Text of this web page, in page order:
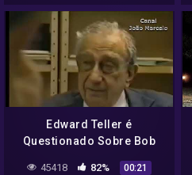
Edward Teller é
Questionado Sobre Bob
45418 82% 00:21